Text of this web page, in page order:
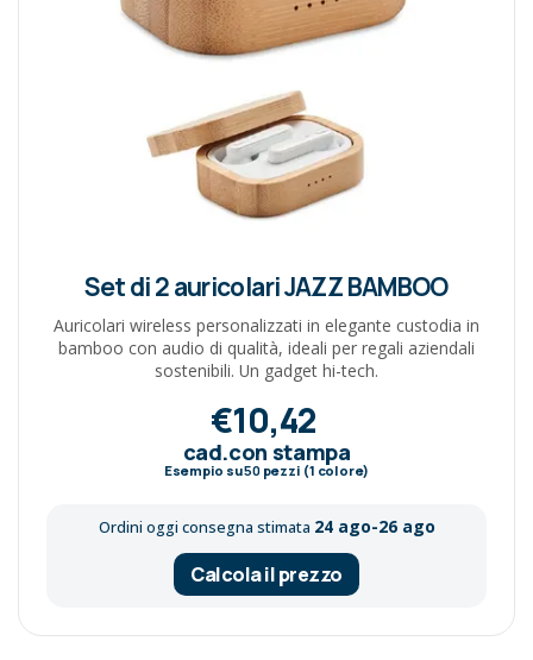
Set di 2 auricolari JAZZ BAMBOO
Auricolari wireless personalizzati in elegante custodia in
bamboo con audio di qualità, ideali per regali aziendali
sostenibili. Un gadget hi-tech.
€10,42
cad.con stampa
Esempio su50pezzi (1 colore)
Ordini oggi consegna stimata 24 ago-26 ago
Calcola il prezzo